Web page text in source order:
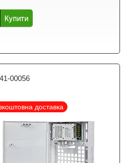
Купити
41-00056
доставка